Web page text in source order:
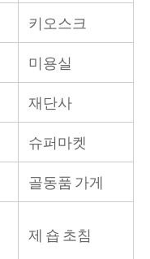
키오스크
미용실
재단사
슈퍼마켓
골동품 가게
제 숍 초침